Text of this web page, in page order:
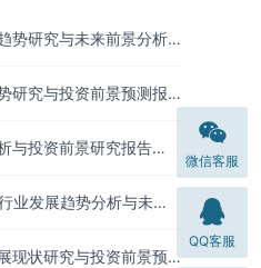
势研究与未来前景分析
研究与投资前景预测报
与投资前景研究报告
业发展趋势分析与未来
现状研究与投资前景预
微信客服
QQ客服